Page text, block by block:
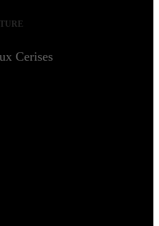
Cerises